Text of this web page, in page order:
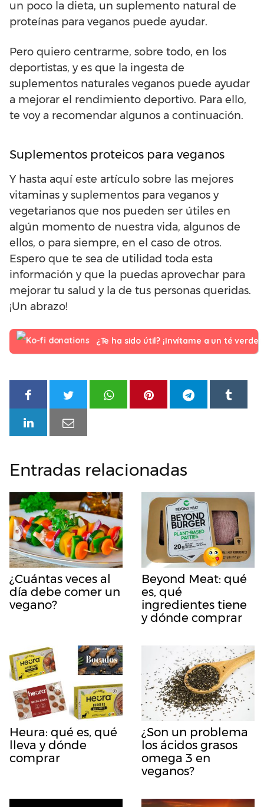
un poco la dieta, un suplemento natural de
proteínas para veganos puede ayudar.
Pero quiero centrarme, sobre todo, en los
deportistas, y es que la ingesta de
suplementos naturales veganos puede ayudar
a mejorar el rendimiento deportivo. Para ello,
te voy a recomendar algunos a continuación.
Suplementos proteicos para veganos
Y hasta aquí este artículo sobre las mejores
vitaminas y suplementos para veganos y
vegetarianos que nos pueden ser útiles en
algún momento de nuestra vida, algunos de
ellos, o para siempre, en el caso de otros.
Espero que te sea de utilidad toda esta
información y que la puedas aprovechar para
mejorar tu salud y la de tus personas queridas.
¡Un abrazo!
¿Te ha sido útil? ¡Invítame a un té verde!
Entradas relacionadas
¿Cuántas veces al
día debe comer un
vegano?
Beyond Meat: qué
es, qué
ingredientes tiene
y dónde comprar
Heura: qué es, qué
lleva y dónde
comprar
¿Son un problema
los ácidos grasos
omega 3 en
veganos?